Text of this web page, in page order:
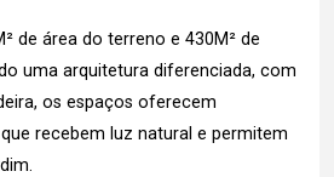
de área do terreno e 430M² de
uma arquitetura diferenciada, com
os espaços oferecem
recebem luz natural e permitem